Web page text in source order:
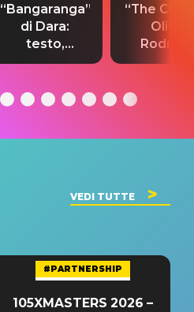
“Bangaranga”
di Dara:
testo,
traduzione e
del singolo
“The
Olivia
testo,
VEDI TUTTE
#PARTNERSHIP
105XMASTERS 2026 –